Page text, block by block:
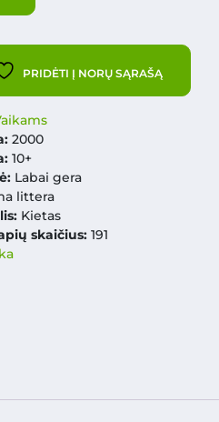
PRIDĖTI Į NORŲ SĄRAŠĄ
2000
10+
Labai gera
littera
Kietas
skaičius: 191